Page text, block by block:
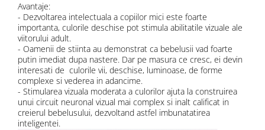
Avantaje:
- Dezvoltarea intelectuala a copiilor mici este foarte
importanta, culorile deschise pot stimula abilitatile vizuale ale
viitorului adult.
- Oamenii de stiinta au demonstrat ca bebelusii vad foarte
putin imediat dupa nastere. Dar pe masura ce cresc, ei devin
interesati de culorile vii, deschise, luminoase, de forme
complexe si vederea in adancime.
- Stimularea vizuala moderata a culorilor ajuta la construirea
unui circuit neuronal vizual mai complex si inalt calificat in
creierul bebelusului, dezvoltand astfel imbunatatirea
inteligentei.